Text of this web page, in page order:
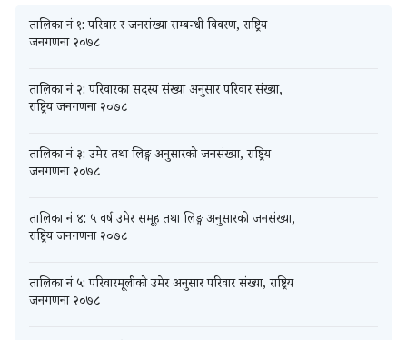
तालिका नं १: परिवार र जनसंख्या सम्बन्धी विवरण, राष्ट्रिय
जनगणना २०७८
तालिका नं २: परिवारका सदस्य संख्या अनुसार परिवार संख्या,
राष्ट्रिय जनगणना २०७८
तालिका नं ३: उमेर तथा लिङ्ग अनुसारको जनसंख्या, राष्ट्रिय
जनगणना २०७८
तालिका नं ४: ५ वर्ष उमेर समूह तथा लिङ्ग अनुसारको जनसंख्या,
राष्ट्रिय जनगणना २०७८
तालिका नं ५: परिवारमूलीको उमेर अनुसार परिवार संख्या, राष्ट्रिय
जनगणना २०७८